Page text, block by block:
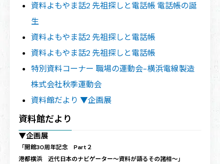
資料よもやま話2 先祖探しと電話帳 電話帳の誕
生
資料よもやま話2 先祖探しと電話帳
資料よもやま話2 先祖探しと電話帳
特別資料コーナー 職場の運動会−横浜電線製造
株式会社秋季運動会
資料館だより ▼企画展
資料館だより
▼企画展
「開館30周年記念 Part２
港都横浜 近代日本のナビゲーター〜資料が語るその諸相〜」